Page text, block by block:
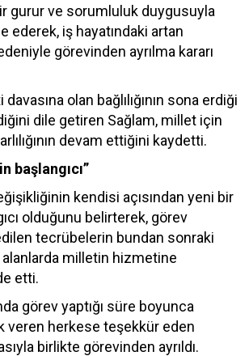
gurur ve sorumluluk duygusuyla
ederek, iş hayatındaki artan
görevinden ayrılma kararı
davasına olan bağlılığının sona erdiği
dile getiren Sağlam, millet için
devam ettiğini kaydetti.
başlangıcı”
kendisi açısından yeni bir
olduğunu belirterek, görev
tecrübelerin bundan sonraki
milletin hizmetine
etti.
görev yaptığı süre boyunca
veren herkese teşekkür eden
birlikte görevinden ayrıldı.